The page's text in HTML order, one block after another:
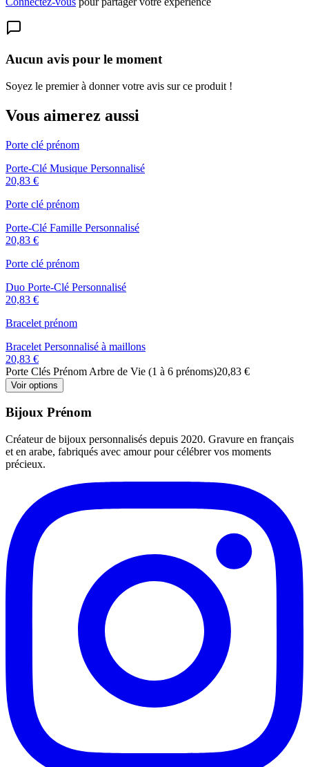
Aucun avis pour le moment
Soyez le premier à donner votre avis sur ce produit !
Vous aimerez aussi
Porte clé prénom
Porte-Clé Musique Personnalisé
20,83 €
Porte clé prénom
Porte-Clé Famille Personnalisé
20,83 €
Porte clé prénom
Duo Porte-Clé Personnalisé
20,83 €
Bracelet prénom
Bracelet Personnalisé à maillons
20,83 €
Porte Clés Prénom Arbre de Vie (1 à 6 prénoms)20,83 €
Voir options
Bijoux Prénom
Créateur de bijoux personnalisés depuis 2020. Gravure en français
et en arabe, fabriqués avec amour pour célébrer vos moments
précieux.